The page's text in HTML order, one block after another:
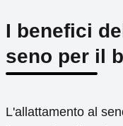
I benefici
seno per il
L'allattamento al